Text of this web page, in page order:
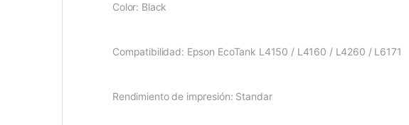
Color: Black
Compatibilidad: Epson EcoTank L4150 / L4160 / L4260 / L6171
Rendimiento de impresión: Standar